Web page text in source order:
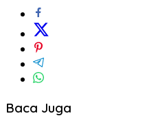
Baca Juga